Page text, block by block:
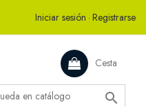
Iniciar sesión · Registrarse
Cesta
